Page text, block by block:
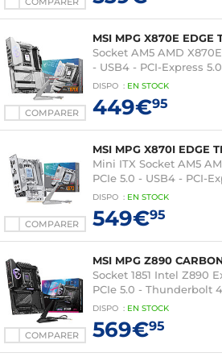
COMPARER
MSI MPG X870E EDGE
Socket AM5 AMD
- USB4 - PCI-Express
7
DISPO : EN STOCK
449€95
COMPARER
MSI MPG X870I EDGE
Mini ITX Socket AM5
PCIe 5.0 - USB4 - PCI-
- Wi-Fi 7
DISPO : EN STOCK
549€95
COMPARER
MSI MPG Z890
Socket 1851 Intel Z890
PCIe 5.0 - Thunderbolt
LAN 5 GbE - Wi-Fi 7/
DISPO : EN STOCK
569€95